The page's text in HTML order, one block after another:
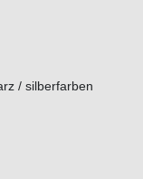
/ silberfarben